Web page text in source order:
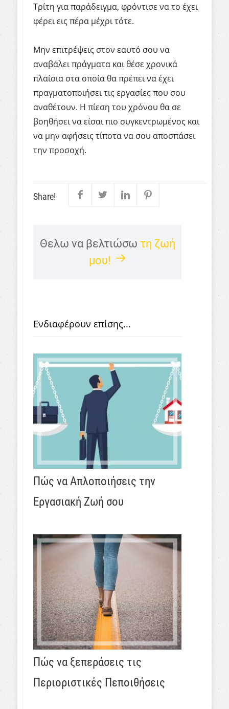
Τρίτη για παράδειγμα, φρόντισε να το έχει
φέρει εις πέρα μέχρι τότε.
Μην επιτρέψεις στον εαυτό σου να
αναβάλει πράγματα και θέσε χρονικά
πλαίσια στα οποία θα πρέπει να έχει
πραγματοποιήσει τις εργασίες που σου
αναθέτουν. Η πίεση του χρόνου θα σε
βοηθήσει να είσαι πιο συγκεντρωμένος και
να μην αφήσεις τίποτα να σου αποσπάσει
την προσοχή.
Share!
Θελω να βελτιώσω τη ζωή
μου!
Ενδιαφέρουν επίσης...
Πώς να Απλοποιήσεις την
Εργασιακή Ζωή σου
Πώς να ξεπεράσεις τις
Περιοριστικές Πεποιθήσεις